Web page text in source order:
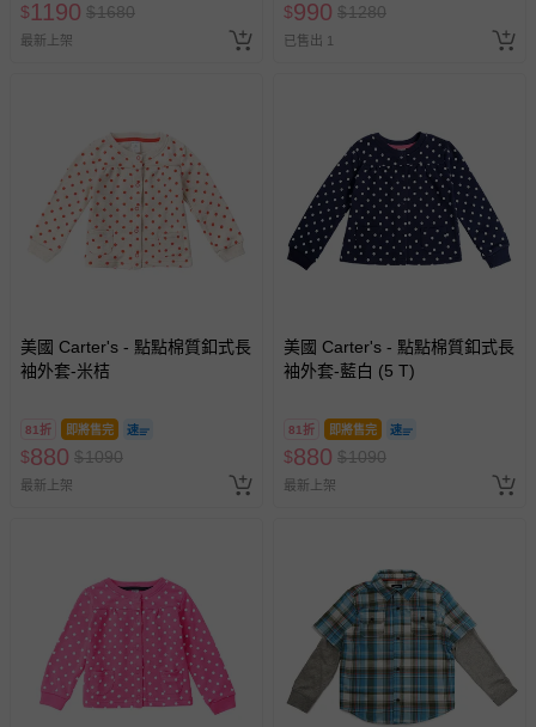
$1190 $1680
最新上架
$990 $1280
已售出 1
美國 Carter's - 點點棉質釦式長
袖外套-米桔
81折 即將售完
$880 $1090
最新上架
美國 Carter's - 點點棉質釦式長
袖外套-藍白 (5 T)
81折 即將售完
$880 $1090
最新上架